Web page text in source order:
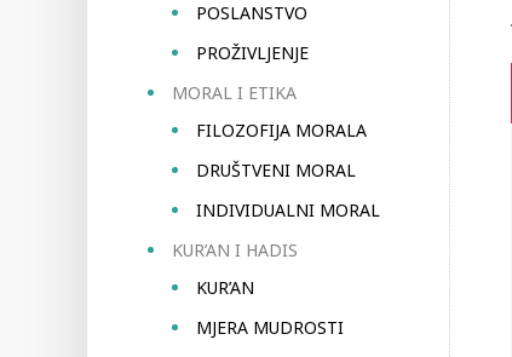
POSLANSTVO
PROŽIVLJENJE
MORAL I ETIKA
FILOZOFIJA MORALA
DRUŠTVENI MORAL
INDIVIDUALNI MORAL
KUR’AN I HADIS
KUR’AN
MJERA MUDROSTI